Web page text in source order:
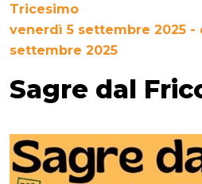
Tricesimo
venerdì 5 settembre 2025 -
settembre 2025
Sagre dal